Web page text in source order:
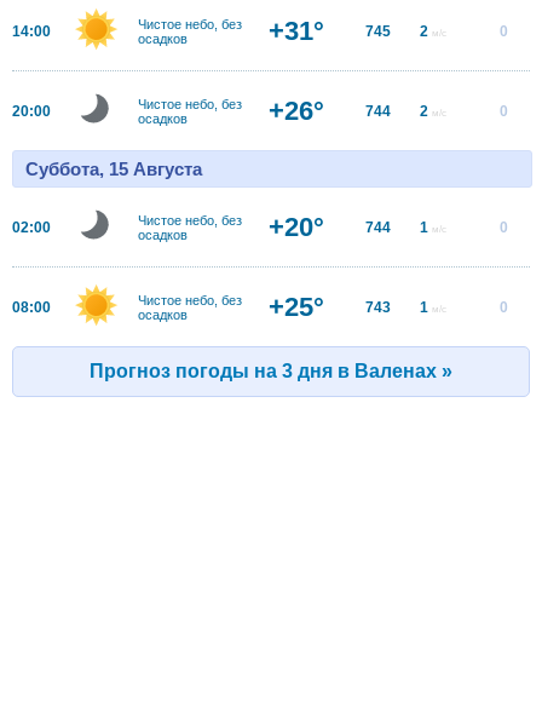
14:00
Чистое небо, без
осадков
+31° 745 2 м/с 0
20:00
Чистое небо, без
осадков
+26° 744 2 м/с 0
Суббота, 15 Августа
02:00
Чистое небо, без
осадков
+20° 744 1 м/с 0
08:00
Чистое небо, без
осадков
+25° 743 1 м/с 0
Прогноз погоды на 3 дня в Валенах »